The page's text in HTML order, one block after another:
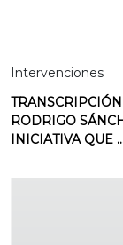
Intervenciones
RODRIGO
INICIATIVA QUE